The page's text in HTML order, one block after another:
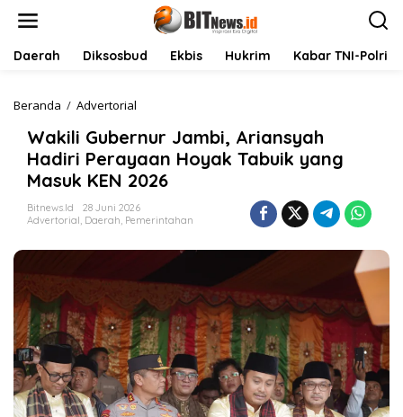
Daerah Diksosbud Ekbis Hukrim Kabar TNI-Polri
Beranda / Advertorial
k
i
l
i
G
u
e
n
u
r
J
a
b
i
Wakili Gubernur Jambi, Ariansyah
Hadiri Perayaan Hoyak Tabuik yang
Masuk KEN 2026
Bitnews.id
28 Juni 2026
Advertorial, Daerah, Pemerintahan